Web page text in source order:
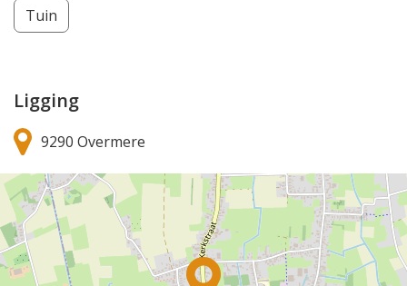
Tuin
Ligging
9290 Overmere